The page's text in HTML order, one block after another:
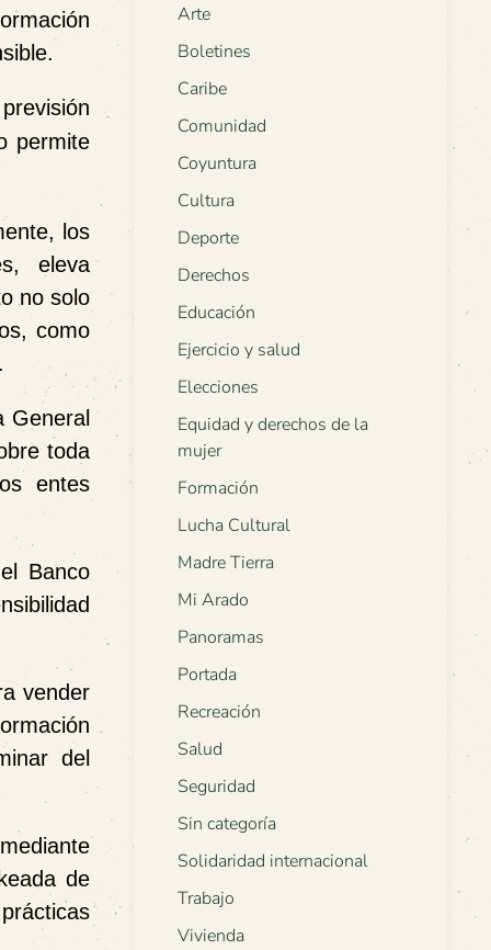
permite
los
eleva
no solo
como
General
toda
entes
Banco
vender
del
de
Arte
Boletines
Caribe
Comunidad
Coyuntura
Cultura
Deporte
Derechos
Educación
Ejercicio y salud
Elecciones
Equidad y derechos de la
mujer
Formación
Lucha Cultural
Madre Tierra
Mi Arado
Panoramas
Portada
Recreación
Salud
Seguridad
Sin categoría
Solidaridad internacional
Trabajo
Vivienda